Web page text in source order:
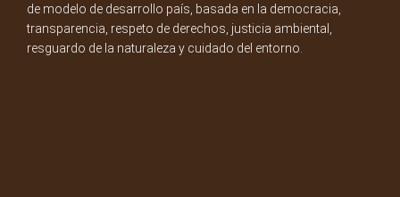
de modelo de desarrollo país, basada en la democracia,
transparencia, respeto de derechos, justicia ambiental,
resguardo de la naturaleza y cuidado del entorno.